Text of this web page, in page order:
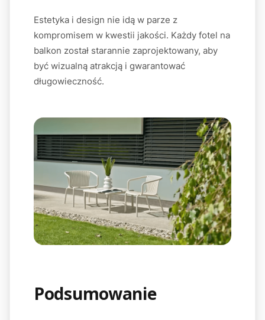
Estetyka i design nie idą w parze z
kompromisem w kwestii jakości. Każdy fotel na
balkon został starannie zaprojektowany, aby
być wizualną atrakcją i gwarantować
długowieczność.
Podsumowanie